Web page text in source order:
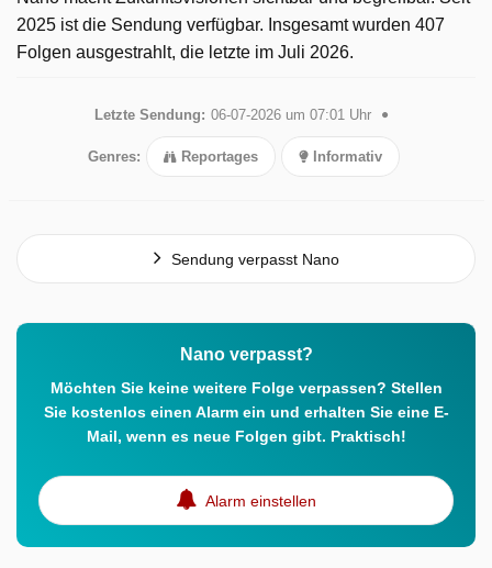
2025 ist die Sendung verfügbar. Insgesamt wurden 407
Folgen ausgestrahlt, die letzte im Juli 2026.
Letzte Sendung: 06-07-2026 um 07:01 Uhr
Genres: Reportages Informativ
Sendung verpasst Nano
Nano verpasst?
Möchten Sie keine weitere Folge verpassen? Stellen
Sie kostenlos einen Alarm ein und erhalten Sie eine E-
Mail, wenn es neue Folgen gibt. Praktisch!
Alarm einstellen